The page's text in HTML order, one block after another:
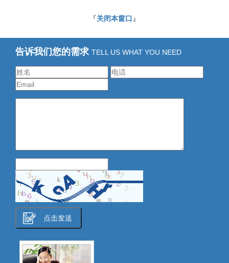
『关闭本窗口』
告诉我们您的需求 TELL US WHAT YOU NEED